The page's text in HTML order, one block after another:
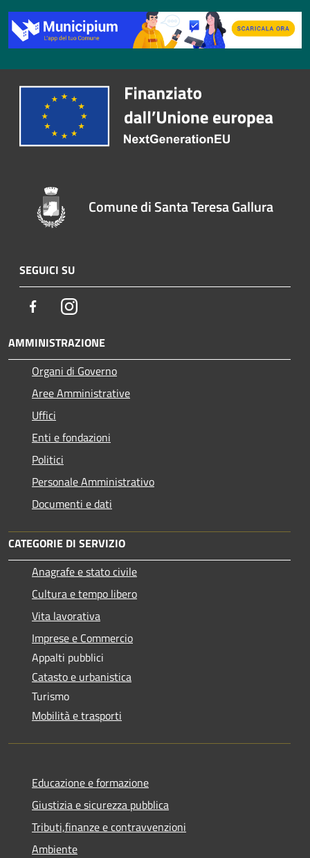
Comune di Santa Teresa Gallura
SEGUICI SU
FacebookInstagram
AMMINISTRAZIONE
Organi di Governo
Aree Amministrative
Uffici
Enti e fondazioni
Politici
Personale Amministrativo
Documenti e dati
CATEGORIE DI SERVIZIO
Anagrafe e stato civile
Cultura e tempo libero
Vita lavorativa
Imprese e Commercio
Appalti pubblici
Catasto e urbanistica
Turismo
Mobilità e trasporti
Educazione e formazione
Giustizia e sicurezza pubblica
Tributi,finanze e contravvenzioni
Ambiente